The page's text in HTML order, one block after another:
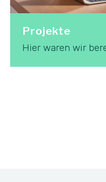
Projekte
Hier waren wir